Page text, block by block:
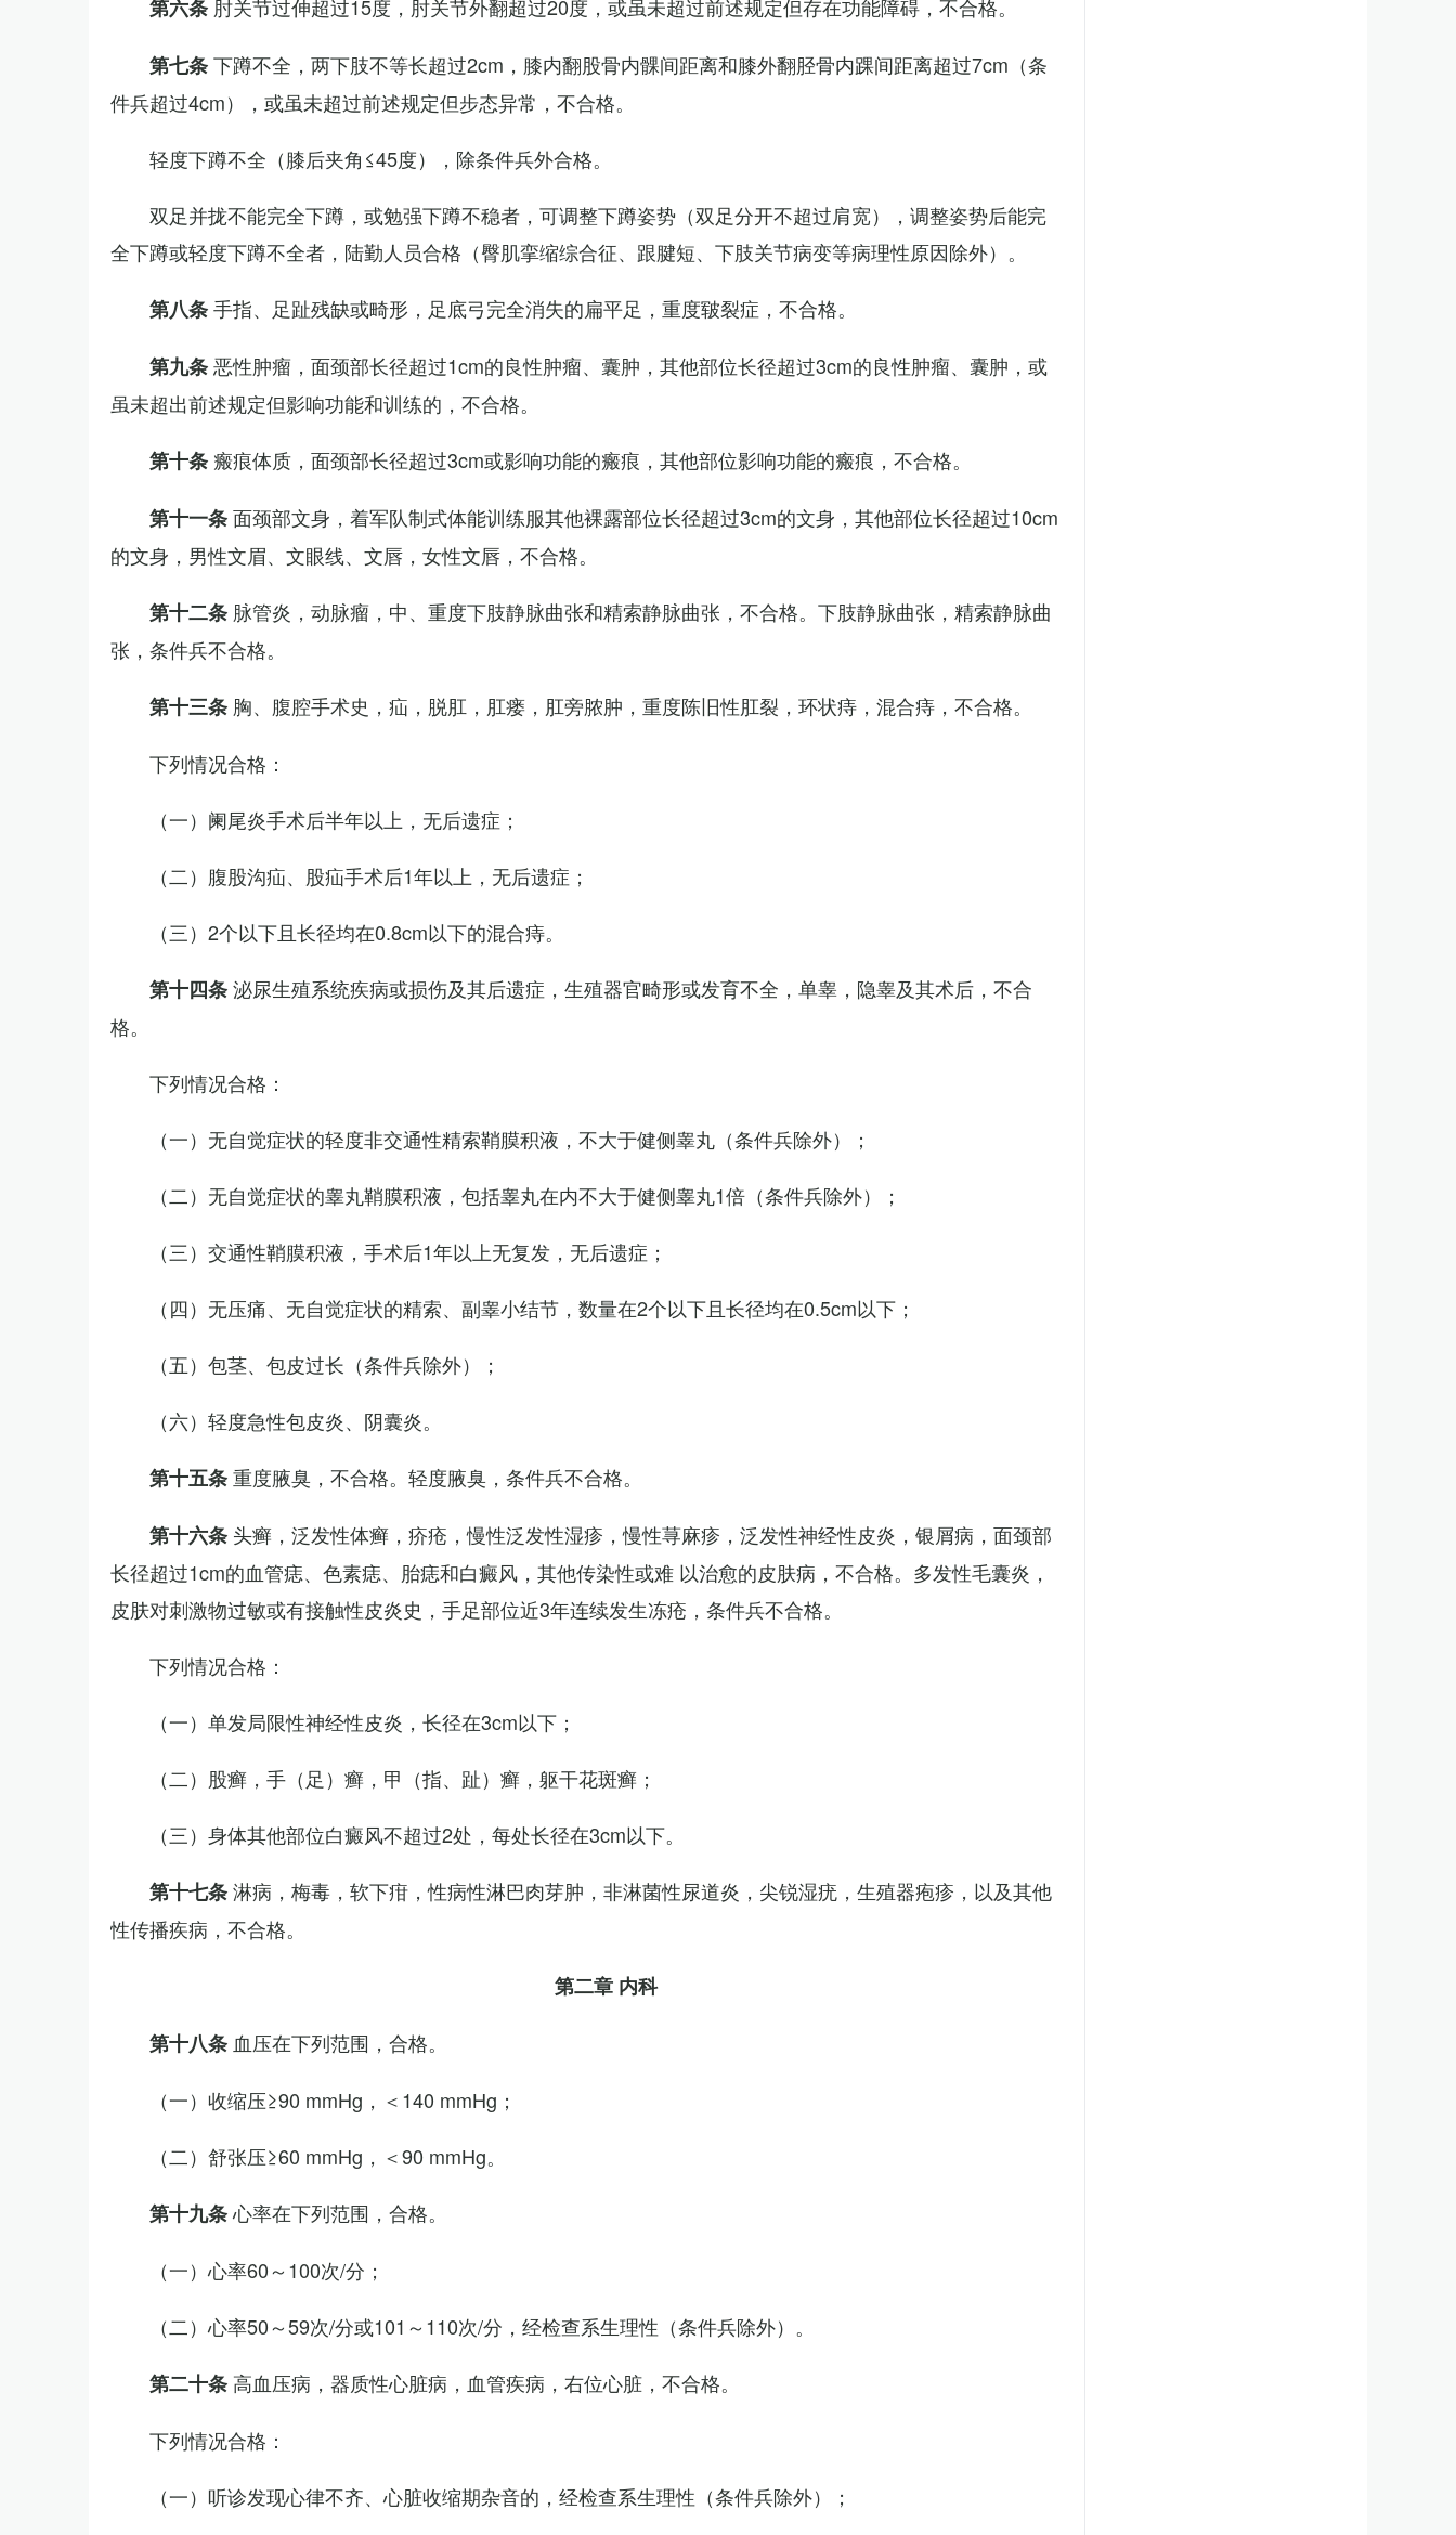
第六条 肘关节过伸超过15度，肘关节外翻超过20度，或虽未超过前述规定但存在功能障碍，不合格。
第七条下蹲不全，两下肢不等长超过2cm，膝内翻股骨内髁间距离和膝外翻胫骨内踝间距离超过7cm（条
件兵超过4cm），或虽未超过前述规定但步态异常，不合格。
轻度下蹲不全（膝后夹角≤45度），除条件兵外合格。
双足并拢不能完全下蹲，或勉强下蹲不稳者，可调整下蹲姿势（双足分开不超过肩宽），调整姿势后能完
全下蹲或轻度下蹲不全者，陆勤人员合格（臀肌挛缩综合征、跟腱短、下肢关节病变等病理性原因除外）。
第八条手指、足趾残缺或畸形，足底弓完全消失的扁平足，重度皲裂症，不合格。
第九条恶性肿瘤，面颈部长径超过1cm的良性肿瘤、囊肿，其他部位长径超过3cm的良性肿瘤、囊肿，或
虽未超出前述规定但影响功能和训练的，不合格。
第十条 瘢痕体质，面颈部长径超过3cm或影响功能的瘢痕，其他部位影响功能的瘢痕，不合格。
第十一条面颈部文身，着军队制式体能训练服其他裸露部位长径超过3cm的文身，其他部位长径超过10cm
的文身，男性文眉、文眼线、文唇，女性文唇，不合格。
第十二条 脉管炎，动脉瘤，中、重度下肢静脉曲张和精索静脉曲张，不合格。下肢静脉曲张，精索静脉曲
张，条件兵不合格。
第十三条 胸、腹腔手术史，疝，脱肛，肛瘘，肛旁脓肿，重度陈旧性肛裂，环状痔，混合痔，不合格。
下列情况合格：
（一）阑尾炎手术后半年以上，无后遗症；
（二）腹股沟疝、股疝手术后1年以上，无后遗症；
（三）2个以下且长径均在0.8cm以下的混合痔。
第十四条泌尿生殖系统疾病或损伤及其后遗症，生殖器官畸形或发育不全，单睾，隐睾及其术后，不合
格。
下列情况合格：
（一）无自觉症状的轻度非交通性精索鞘膜积液，不大于健侧睾丸（条件兵除外）；
（二）无自觉症状的睾丸鞘膜积液，包括睾丸在内不大于健侧睾丸1倍（条件兵除外）；
（三）交通性鞘膜积液，手术后1年以上无复发，无后遗症；
（四）无压痛、无自觉症状的精索、副睾小结节，数量在2个以下且长径均在0.5cm以下；
（五）包茎、包皮过长（条件兵除外）；
（六）轻度急性包皮炎、阴囊炎。
第十五条重度腋臭，不合格。轻度腋臭，条件兵不合格。
第十六条 头癣，泛发性体癣，疥疮，慢性泛发性湿疹，慢性荨麻疹，泛发性神经性皮炎，银屑病，面颈部
长径超过1cm的血管痣、色素痣、胎痣和白癜风，其他传染性或难 以治愈的皮肤病，不合格。多发性毛囊炎，
皮肤对刺激物过敏或有接触性皮炎史，手足部位近3年连续发生冻疮，条件兵不合格。
下列情况合格：
（一）单发局限性神经性皮炎，长径在3cm以下；
（二）股癣，手（足）癣，甲（指、趾）癣，躯干花斑癣；
（三）身体其他部位白癜风不超过2处，每处长径在3cm以下。
第十七条淋病，梅毒，软下疳，性病性淋巴肉芽肿，非淋菌性尿道炎，尖锐湿疣，生殖器疱疹，以及其他
性传播疾病，不合格。
第二章 内科
第十八条 血压在下列范围，合格。
（一）收缩压≥90 mmHg，＜140 mmHg；
（二）舒张压≥60 mmHg，＜90 mmHg。
第十九条心率在下列范围，合格。
（一）心率60～100次/分；
（二）心率50～59次/分或101～110次/分，经检查系生理性（条件兵除外）。
第二十条 高血压病，器质性心脏病，血管疾病，右位心脏，不合格。
下列情况合格：
（一）听诊发现心律不齐、心脏收缩期杂音的，经检查系生理性（条件兵除外）；